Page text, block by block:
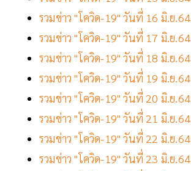
รวมข่าว "โควิด-19" วันที่ 16 มิ.ย.64
รวมข่าว "โควิด-19" วันที่ 17 มิ.ย.64
รวมข่าว "โควิด-19" วันที่ 18 มิ.ย.64
รวมข่าว "โควิด-19" วันที่ 19 มิ.ย.64
รวมข่าว "โควิด-19" วันที่ 20 มิ.ย.64
รวมข่าว "โควิด-19" วันที่ 21 มิ.ย.64
รวมข่าว "โควิด-19" วันที่ 22 มิ.ย.64
รวมข่าว "โควิด-19" วันที่ 23 มิ.ย.64